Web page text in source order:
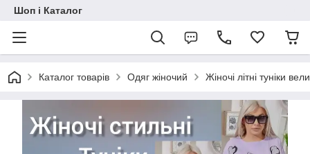
Шоп і Каталог
Каталог товарів Одяг жіночий Жіночі літні туніки